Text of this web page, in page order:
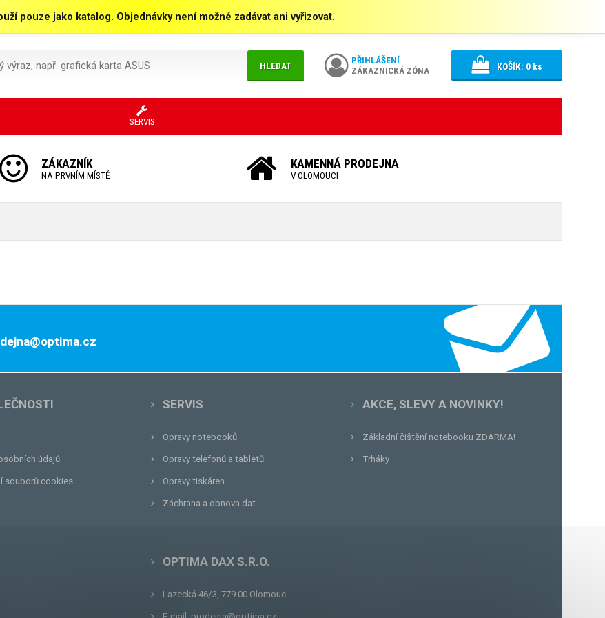
pouze jako katalog. Objednávky není možné zadávat ani vyřizovat.
HLEDAT
PŘIHLÁŠENÍ
ZÁKAZNICKÁ ZÓNA
KOŠÍK: 0ks
SERVIS
ZÁKAZNÍK
NA PRVNÍM MÍSTĚ
KAMENNÁ PRODEJNA
V OLOMOUCI
údajů
souborů cookies
SERVIS
Opravy notebooků
Opravy telefonů a tabletů
Opravy tiskáren
Záchrana a obnova dat
AKCE, SLEVY A NOVINKY!
Základní čištění notebooku ZDARMA!
Trháky
OPTIMA DAX S.R.O.
Lazecká 46/3, 779 00 Olomouc